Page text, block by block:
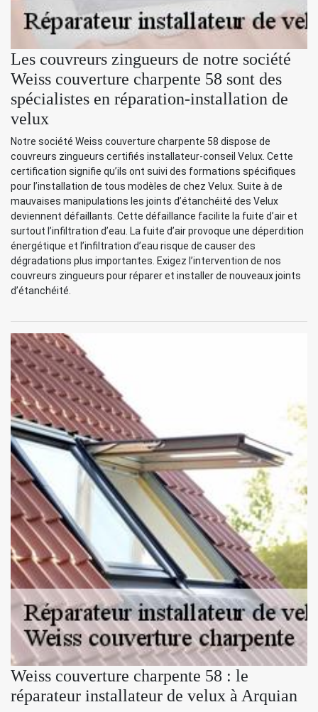
Les couvreurs zingueurs de notre société
Weiss couverture charpente 58 sont des
spécialistes en réparation-installation de
velux
Notre société Weiss couverture charpente 58 dispose de
couvreurs zingueurs certifiés installateur-conseil Velux. Cette
certification signifie qu’ils ont suivi des formations spécifiques
pour l’installation de tous modèles de chez Velux. Suite à de
mauvaises manipulations les joints d’étanchéité des Velux
deviennent défaillants. Cette défaillance facilite la fuite d’air et
surtout l’infiltration d’eau. La fuite d’air provoque une déperdition
énergétique et l’infiltration d’eau risque de causer des
dégradations plus importantes. Exigez l’intervention de nos
couvreurs zingueurs pour réparer et installer de nouveaux joints
d’étanchéité.
Weiss couverture charpente 58 : le
réparateur installateur de velux à Arquian